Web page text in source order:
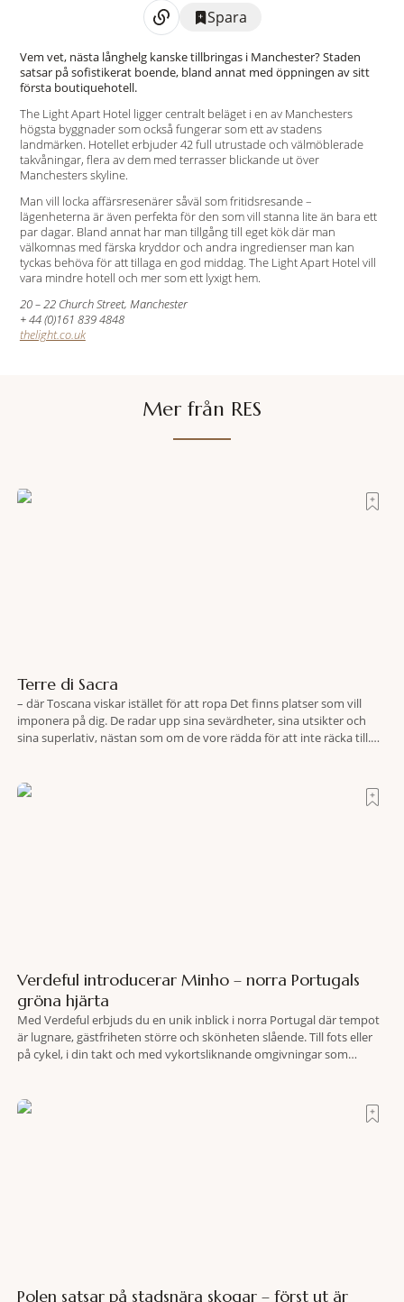
Spara
Vem vet, nästa långhelg kanske tillbringas i Manchester? Staden
satsar på sofistikerat boende, bland annat med öppningen av sitt
första boutiquehotell.
The Light Apart Hotel ligger centralt beläget i en av Manchesters
högsta byggnader som också fungerar som ett av stadens
landmärken. Hotellet erbjuder 42 full utrustade och välmöblerade
takvåningar, flera av dem med terrasser blickande ut över
Manchesters skyline.
Man vill locka affärsresenärer såväl som fritidsresande –
lägenheterna är även perfekta för den som vill stanna lite än bara ett
par dagar. Bland annat har man tillgång till eget kök där man
välkomnas med färska kryddor och andra ingredienser man kan
tyckas behöva för att tillaga en god middag. The Light Apart Hotel vill
vara mindre hotell och mer som ett lyxigt hem.
20 – 22 Church Street, Manchester
+ 44 (0)161 839 4848
thelight.co.uk
Mer från RES
Terre di Sacra
– där Toscana viskar istället för att ropa Det finns platser som vill
imponera på dig. De radar upp sina sevärdheter, sina utsikter och
sina superlativ, nästan som om de vore rädda för att inte räcka till.
Verdeful introducerar Minho – norra Portugals
gröna hjärta
Med Verdeful erbjuds du en unik inblick i norra Portugal där tempot
är lugnare, gästfriheten större och skönheten slående. Till fots eller
på cykel, i din takt och med vykortsliknande omgivningar som
travel när det
Polen satsar på stadsnära skogar – först ut är